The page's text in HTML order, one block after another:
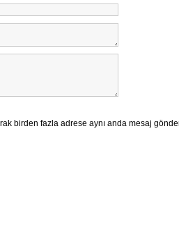
birden fazla adrese aynı anda mesaj